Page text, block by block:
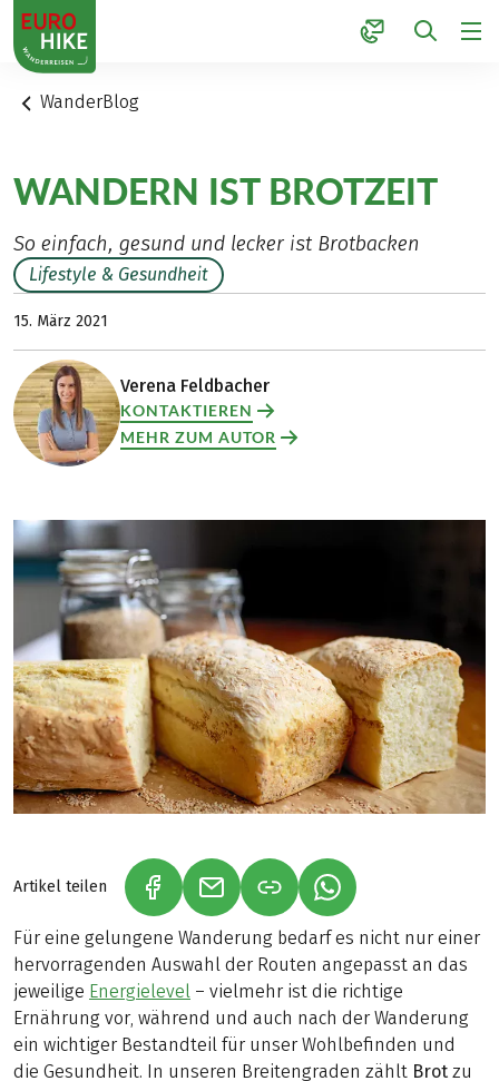
1
WanderBlog
WANDERN IST BROTZEIT
So einfach, gesund und lecker ist Brotbacken
Lifestyle & Gesundheit
15. März 2021
Verena Feldbacher
KONTAKTIEREN
MEHR ZUM AUTOR
Artikel teilen (LINK ÖFFNET IN NEUEM TAB)
(LINK ÖFFNET IN NEUEM TAB)
(LINK ÖFFNET IN
Für eine gelungene Wanderung bedarf es nicht nur einer
hervorragenden Auswahl der Routen angepasst an das
jeweilige Energielevel – vielmehr ist die richtige
Ernährung vor, während und auch nach der Wanderung
ein wichtiger Bestandteil für unser Wohlbefinden und
die Gesundheit. In unseren Breitengraden zählt Brot zu